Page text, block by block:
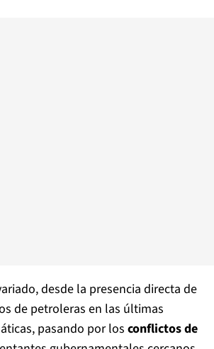
desde la presencia directa de
de petroleras en las últimas
pasando por los conflictos de